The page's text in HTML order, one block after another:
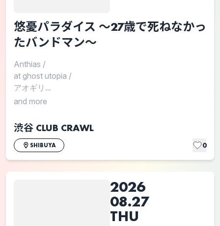
悠憂パラダイス 〜27歳で死ねなかっ
たバンドマン〜
Anthias /
at ghost utopia /
アオギリ...
and more
渋谷 CLUB CRAWL
SHIBUYA 0
2026
08.27
THU